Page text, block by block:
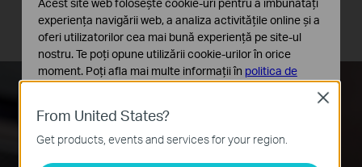
cameră este deconectată sau furată).
From United States?
Get products, events and services for your region.
Close
experiența navigării web, a analiza activitățile online și a
oferi utilizatorilor cea mai bună experiență pe site-ul
nostru. Te poți opune utilizării cookie-urilor în orice
moment. Poți afla mai multe informații în politica de
Cookie-uri de bază
Aceste cookie-uri sunt necesare pentru funcționarea
site-ului web și nu pot fi dezactivate în sistemele tale